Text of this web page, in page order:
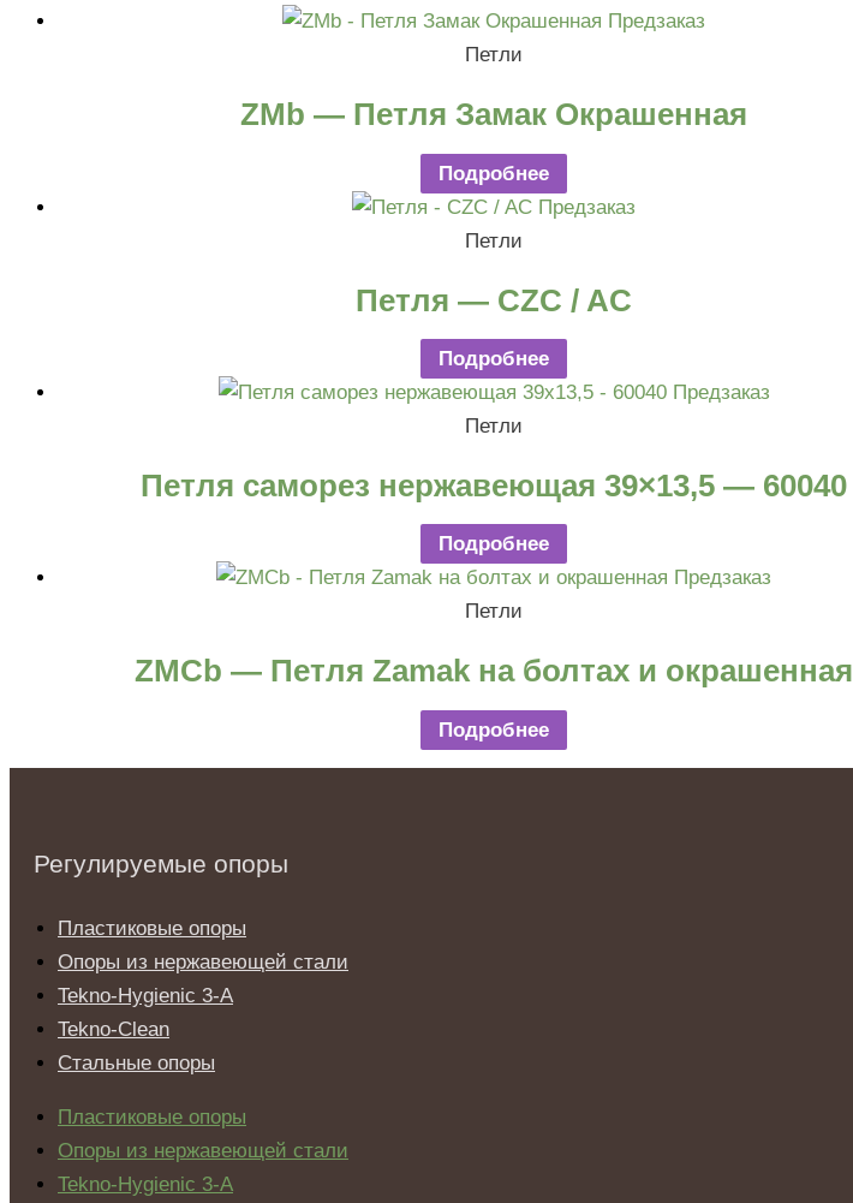
Предзаказ
Петли
ZMb — Петля Замак Окрашенная
Подробнее
Предзаказ
Петли
Петля — CZC / AC
Подробнее
Предзаказ
Петли
Петля саморез нержавеющая 39×13,5 — 60040
Подробнее
Предзаказ
Петли
ZMCb — Петля Zamak на болтах и ​​окрашенная
Подробнее
Регулируемые опоры
Пластиковые опоры
Опоры из нержавеющей стали
Tekno-Hygienic 3-А
Tekno-Clean
Стальные опоры
Пластиковые опоры
Опоры из нержавеющей стали
Tekno-Hygienic 3-А